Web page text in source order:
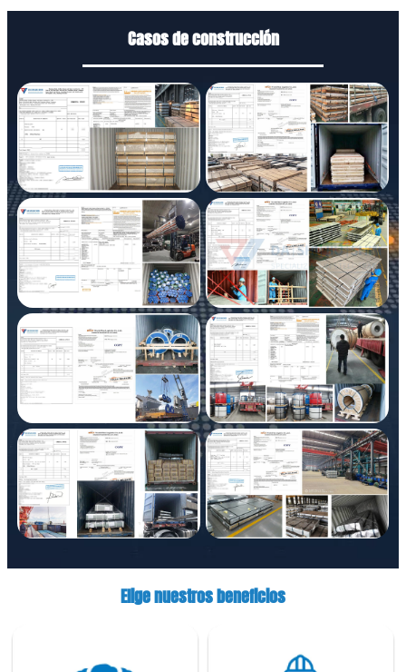
Casos de construcción
Elige nuestros beneficios